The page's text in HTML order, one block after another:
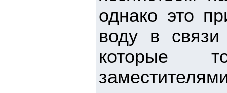
однако это
воду в связи
которые